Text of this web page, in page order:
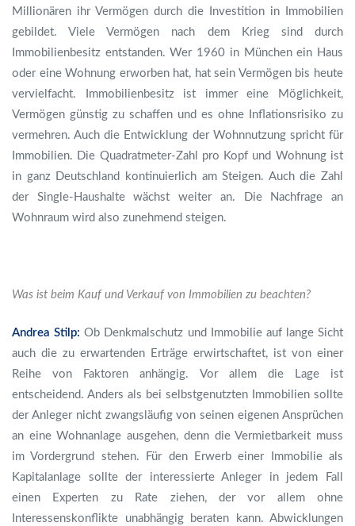
Millionären ihr Vermögen durch die Investition in Immobilien
gebildet. Viele Vermögen nach dem Krieg sind durch
Immobilienbesitz entstanden. Wer 1960 in München ein Haus
oder eine Wohnung erworben hat, hat sein Vermögen bis heute
vervielfacht. Immobilienbesitz ist immer eine Möglichkeit,
Vermögen günstig zu schaffen und es ohne Inflationsrisiko zu
vermehren. Auch die Entwicklung der Wohnnutzung spricht für
Immobilien. Die Quadratmeter-Zahl pro Kopf und Wohnung ist
in ganz Deutschland kontinuierlich am Steigen. Auch die Zahl
der Single-Haushalte wächst weiter an. Die Nachfrage an
Wohnraum wird also zunehmend steigen.
Was ist beim Kauf und Verkauf von Immobilien zu beachten?
Andrea Stilp:Ob Denkmalschutz und Immobilie auf lange Sicht
auch die zu erwartenden Erträge erwirtschaftet, ist von einer
Reihe von Faktoren anhängig. Vor allem die Lage ist
entscheidend. Anders als bei selbstgenutzten Immobilien sollte
der Anleger nicht zwangsläufig von seinen eigenen Ansprüchen
an eine Wohnanlage ausgehen, denn die Vermietbarkeit muss
im Vordergrund stehen. Für den Erwerb einer Immobilie als
Kapitalanlage sollte der interessierte Anleger in jedem Fall
einen Experten zu Rate ziehen, der vor allem ohne
Interessenskonflikte unabhängig beraten kann. Abwicklungen